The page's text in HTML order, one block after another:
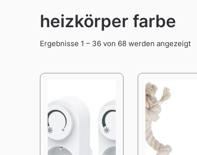
heizkörper farbe
Ergebnisse 1 – 36 von 68 werden angezeigt